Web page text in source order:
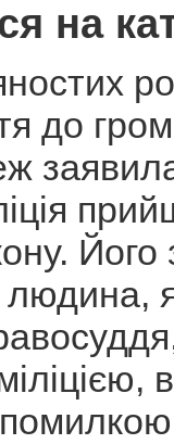
на
до
Його
людина,